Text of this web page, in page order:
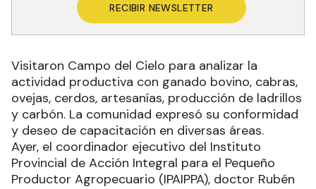
RECIBIR NEWSLETTER
Visitaron Campo del Cielo para analizar la
actividad productiva con ganado bovino, cabras,
ovejas, cerdos, artesanías, producción de ladrillos
y carbón. La comunidad expresó su conformidad
y deseo de capacitación en diversas áreas.
Ayer, el coordinador ejecutivo del Instituto
Provincial de Acción Integral para el Pequeño
Productor Agropecuario (IPAIPPA), doctor Rubén